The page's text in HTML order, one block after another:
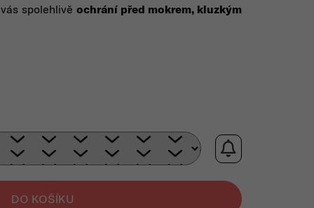
spolehlivě ochrání před mokrem, kluzkým
DO KOŠÍKU